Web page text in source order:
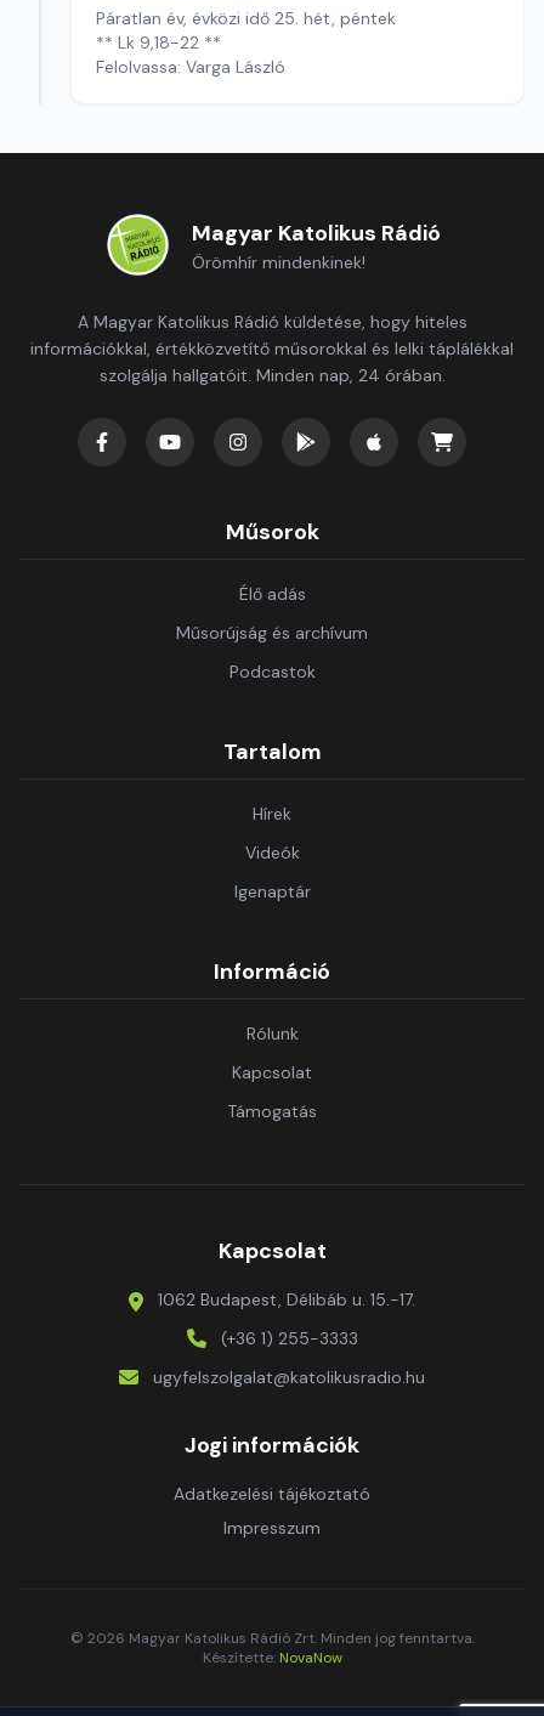
Páratlan év, évközi idő 25. hét, péntek
** Lk 9,18-22 **
Felolvassa: Varga László
Magyar Katolikus Rádió
Örömhír mindenkinek!
A Magyar Katolikus Rádió küldetése, hogy hiteles
információkkal, értékközvetítő műsorokkal és lelki táplálékkal
szolgálja hallgatóit. Minden nap, 24 órában.
Műsorok
Élő adás
Műsorújság és archívum
Podcastok
Tartalom
Hírek
Videók
Igenaptár
Információ
Rólunk
Kapcsolat
Támogatás
Kapcsolat
1062 Budapest, Délibáb u. 15.-17.
(+36 1) 255-3333
ugyfelszolgalat@katolikusradio.hu
Jogi információk
Adatkezelési tájékoztató
Impresszum
© 2026 Magyar Katolikus Rádió Zrt. Minden jog fenntartva.
Készítette: NovaNow